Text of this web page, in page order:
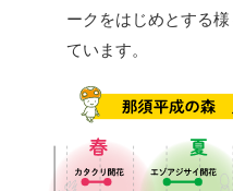
ークをはじめとする
ています。